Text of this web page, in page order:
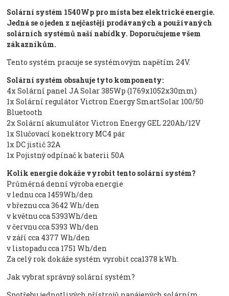
Solární systém 1540Wp pro místa bez elektrické energie.
Jedná se o jeden z nejčastěji prodávaných a používaných
solárních systémů naší nabídky. Doporučujeme všem
zákazníkům.
Tento systém pracuje se systémovým napětím 24V.
Solární systém obsahuje tyto komponenty:
4x Solární panel JA Solar 385Wp (1769x1052x30mm)
1x Solární regulátor Victron Energy SmartSolar 100/50
Bluetooth
2x Solární akumulátor Victron Energy GEL 220Ah/12V
1x Slučovací konektrory MC4 pár
1x DC jistič 32A
1x Pojistný odpínač k baterii 50A
Kolik energie dokáže vyrobit tento solární systém?
Průměrná denní výroba energie
v lednu cca 1459Wh/den
v březnu cca 3642 Wh/den
v květnu cca 5393Wh/den
v červnu cca 5393 Wh/den
v září cca 4377 Wh/den
v listopadu cca 1751 Wh/den
Za celý rok dokáže systém vyrobit cca1378 kWh.
Jak vybrat správný solární systém?